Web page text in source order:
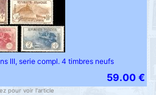
III, serie compl. 4 timbres neufs
59.00 €
pour voir l'article